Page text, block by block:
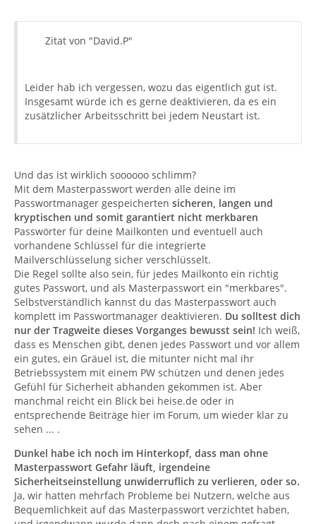
Zitat von "David.P"
Leider hab ich vergessen, wozu das eigentlich gut ist.
Insgesamt würde ich es gerne deaktivieren, da es ein
zusätzlicher Arbeitsschritt bei jedem Neustart ist.
Und das ist wirklich soooooo schlimm?
Mit dem Masterpasswort werden alle deine im
Passwortmanager gespeicherten sicheren, langen und
kryptischen und somit garantiert nicht merkbaren
Passwörter für deine Mailkonten und eventuell auch
vorhandene Schlüssel für die integrierte
Mailverschlüsselung sicher verschlüsselt.
Die Regel sollte also sein, für jedes Mailkonto ein richtig
gutes Passwort, und als Masterpasswort ein "merkbares".
Selbstverständlich kannst du das Masterpasswort auch
komplett im Passwortmanager deaktivieren. Du solltest dich
nur der Tragweite dieses Vorganges bewusst sein! Ich weiß,
dass es Menschen gibt, denen jedes Passwort und vor allem
ein gutes, ein Gräuel ist, die mitunter nicht mal ihr
Betriebssystem mit einem PW schützen und denen jedes
Gefühl für Sicherheit abhanden gekommen ist. Aber
manchmal reicht ein Blick bei heise.de oder in
entsprechende Beiträge hier im Forum, um wieder klar zu
sehen ... .
Dunkel habe ich noch im Hinterkopf, dass man ohne
Masterpasswort Gefahr läuft, irgendeine
Sicherheitseinstellung unwiderruflich zu verlieren, oder so.
Ja, wir hatten mehrfach Probleme bei Nutzern, welche aus
Bequemlichkeit auf das Masterpasswort verzichtet haben,